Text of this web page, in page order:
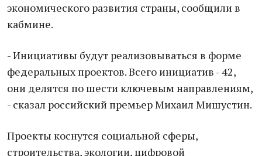
экономического развития страны, сообщили в
кабмине.
- Инициативы будут реализовываться в форме
федеральных проектов. Всего инициатив - 42,
они делятся по шести ключевым направлениям,
- сказал российский премьер Михаил Мишустин.
Проекты коснутся социальной сферы,
строительства, экологии, цифровой